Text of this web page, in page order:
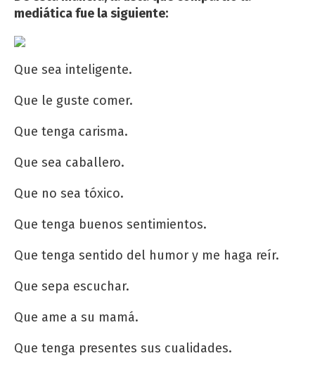
mediática fue la siguiente:
Que sea inteligente.
Que le guste comer.
Que tenga carisma.
Que sea caballero.
Que no sea tóxico.
Que tenga buenos sentimientos.
Que tenga sentido del humor y me haga reír.
Que sepa escuchar.
Que ame a su mamá.
Que tenga presentes sus cualidades.